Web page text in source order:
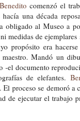
Benedito comenzó el
una década
obligado al Museo a
medidas de
propósito era
maestro. Mandó un
-el documento
de elefantes.
El proceso se demoró a
de ejecutar el trabajo